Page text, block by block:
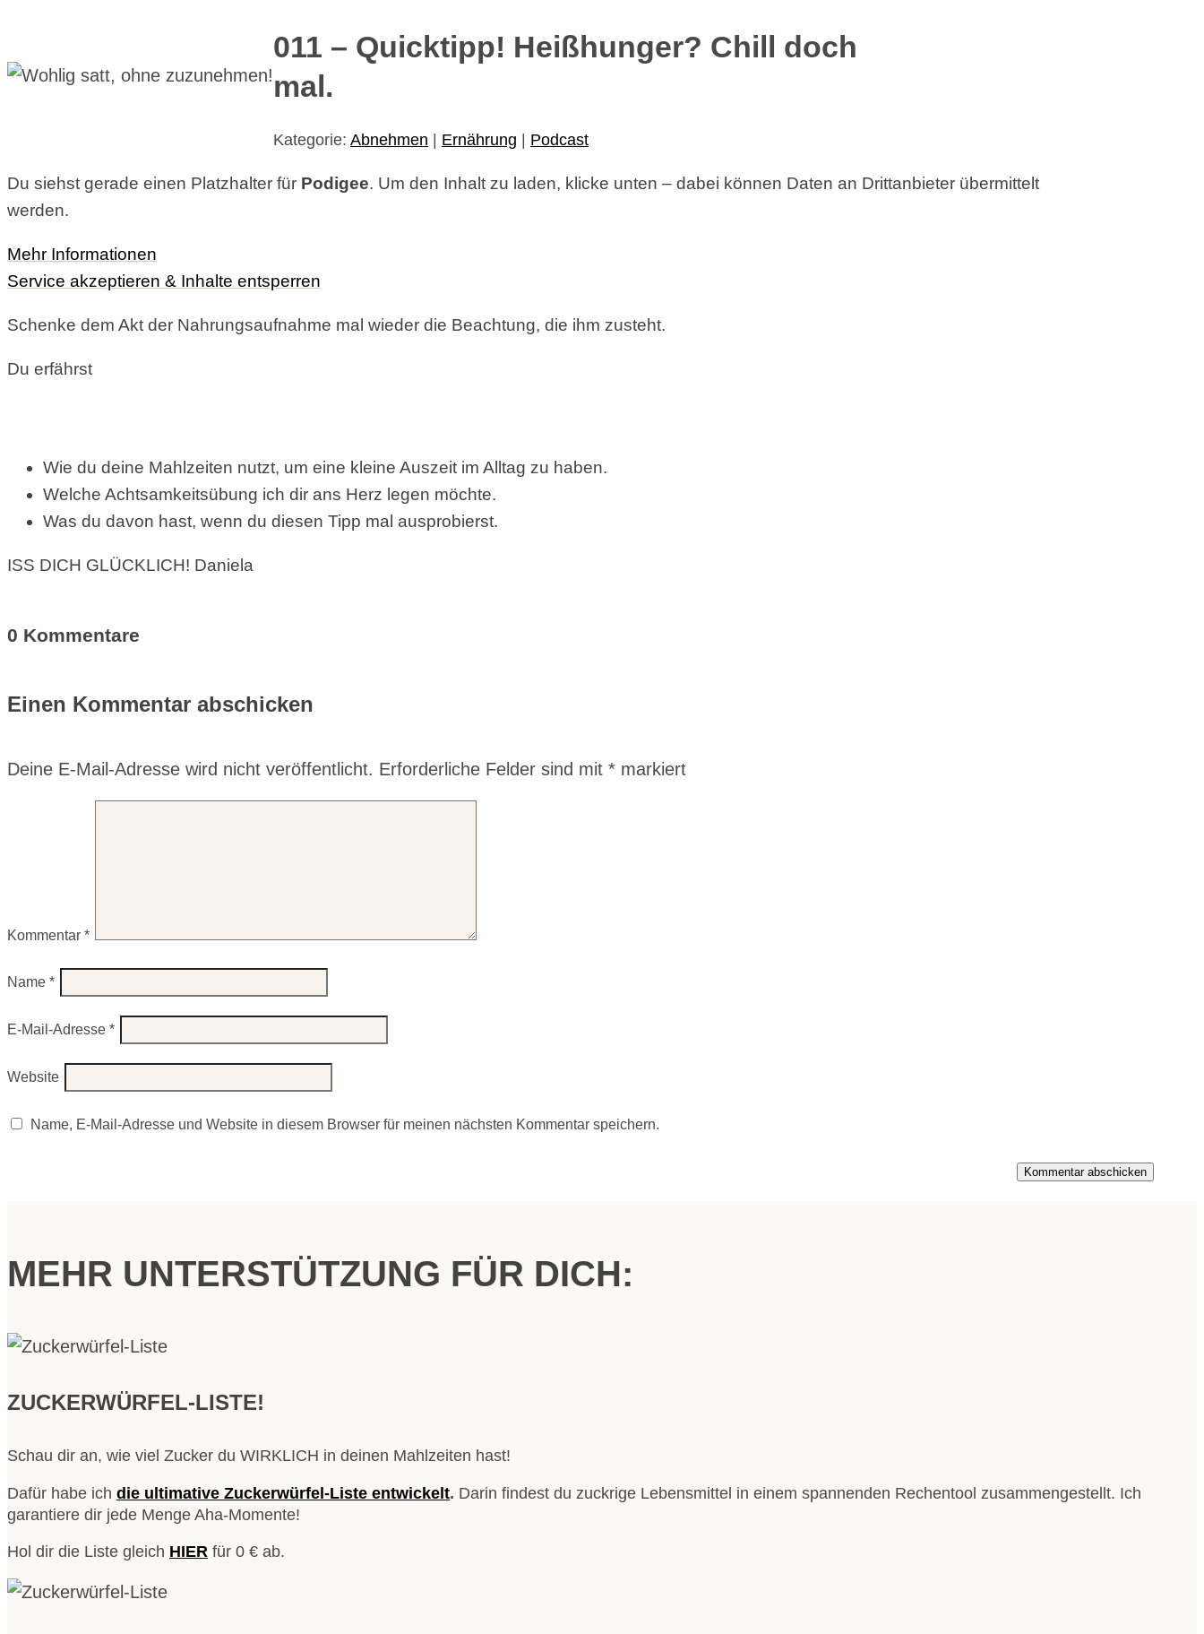
011 – Quicktipp! Heißhunger? Chill doch
mal.
Kategorie: Abnehmen | Ernährung | Podcast
Du siehst gerade einen Platzhalter für Podigee. Um den Inhalt zu laden, klicke unten – dabei können Daten an Drittanbieter übermittelt
werden.
Mehr Informationen
Service akzeptieren & Inhalte entsperren
Schenke dem Akt der Nahrungsaufnahme mal wieder die Beachtung, die ihm zusteht.
Du erfährst
Wie du deine Mahlzeiten nutzt, um eine kleine Auszeit im Alltag zu haben.
Welche Achtsamkeitsübung ich dir ans Herz legen möchte.
Was du davon hast, wenn du diesen Tipp mal ausprobierst.
ISS DICH GLÜCKLICH! Daniela
0 Kommentare
Einen Kommentar abschicken
Deine E-Mail-Adresse wird nicht veröffentlicht. Erforderliche Felder sind mit * markiert
Kommentar *
Name *
E-Mail-Adresse *
Website
Name, E-Mail-Adresse und Website in diesem Browser für meinen nächsten Kommentar speichern.
Kommentar abschicken
MEHR UNTERSTÜTZUNG FÜR DICH:
ZUCKERWÜRFEL-LISTE!
Schau dir an, wie viel Zucker du WIRKLICH in deinen Mahlzeiten hast!
Dafür habe ich die ultimative Zuckerwürfel-Liste entwickelt. Darin findest du zuckrige Lebensmittel in einem spannenden Rechentool zusammengestellt. Ich
garantiere dir jede Menge Aha-Momente!
Hol dir die Liste gleich HIER für 0 € ab.